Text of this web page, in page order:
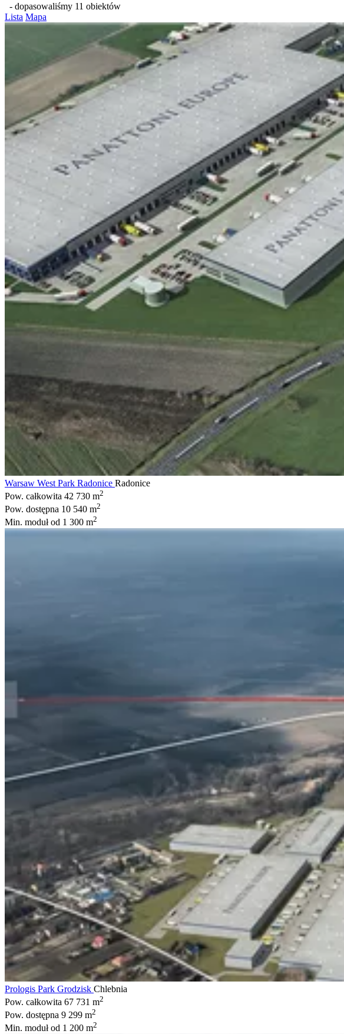
- dopasowaliśmy 11 obiektów
Lista Mapa
Warsaw West Park Radonice Radonice
Pow. całkowita 42 730 m2
Pow. dostępna 10 540 m2
Min. modułod 1 300 m2
Prologis Park Grodzisk Chlebnia
Pow. całkowita 67 731 m2
Pow. dostępna 9 299 m2
Min. modułod 1 200 m2